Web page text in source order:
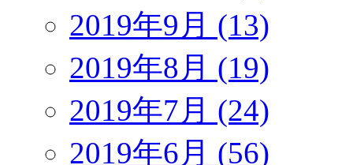
2019年9月 (13)
2019年8月 (19)
2019年7月 (24)
2019年6月 (56)